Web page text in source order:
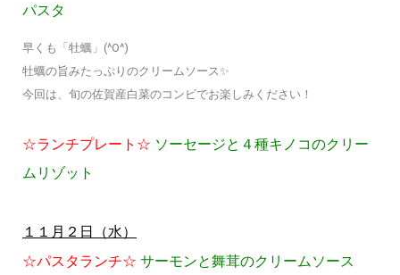
パスタ
早くも「牡蠣」(^O^)
牡蠣の旨みたっぷりのクリームソース✨
今回は、旬の佐賀産白菜のコンビでお楽しみください！
☆ランチプレート☆ ソーセージと４種キノコのクリー
ムリゾット
１１月２日（水）
☆パスタランチ☆ サーモンと舞茸のクリームソース